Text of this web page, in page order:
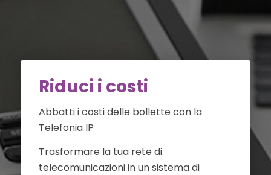
Riduci i costi
Abbatti i costi delle bollette con la
Telefonia IP
Trasformare la tua rete di
telecomunicazioni in un sistema di